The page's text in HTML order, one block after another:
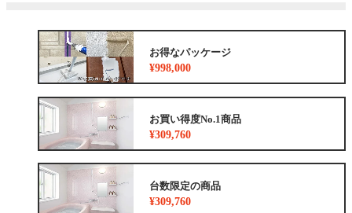
お得なパッケージ
¥998,000
お買い得度No.1商品
¥309,760
台数限定の商品
¥309,760